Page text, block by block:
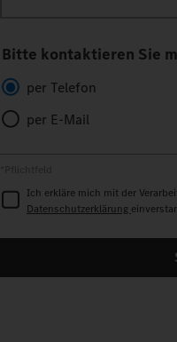
Bitte kontaktieren Sie
per Telefon
per E-Mail
Ich erkläre mich mit der
Datenschutzerklärung